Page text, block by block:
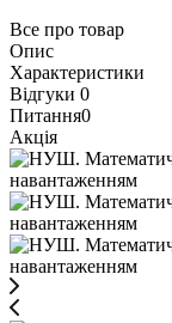
Все про товар
Опис
Характеристики
Відгуки 0
Питання0
Акція